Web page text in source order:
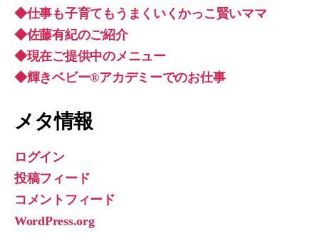
◆仕事も子育てもうまくいくかっこ賢いママ
◆佐藤有紀のご紹介
◆現在ご提供中のメニュー
◆輝きベビー®︎アカデミーでのお仕事
メタ情報
ログイン
投稿フィード
コメントフィード
WordPress.org